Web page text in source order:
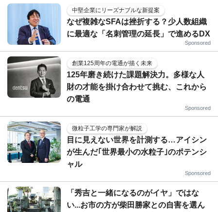
中堅企業にリーズナブルな新提案
なぜ複雑なSFAは挫折する？少人数組織
に最適な「名刺管理の延長」で進めるDX
Sponsored
創業125周年の電通が描く未来
125年磨き続けた課題解決力。多様な人
財の才能を掛け合わせて挑む、これから
の電通
Sponsored
微粒子工学の専門家が解説
目に見えない世界を計測する…アイシン
が生んだ｢世界最小の水粒子｣のポテンシ
ャル
Sponsored
「秀吉と一緒になるのがイヤ」ではな
い...お市の方が柴田勝家との自害を選ん